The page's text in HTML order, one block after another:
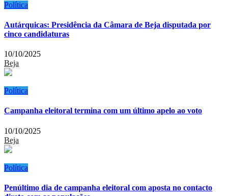
Política
Autárquicas: Presidência da Câmara de Beja disputada por
cinco candidaturas
10/10/2025
Beja
Política
Campanha eleitoral termina com um último apelo ao voto
10/10/2025
Beja
Política
Penúltimo dia de campanha eleitoral com aposta no contacto